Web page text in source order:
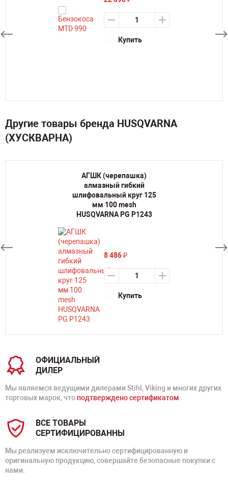
Купить
Другие товары бренда HUSQVARNA
(ХУСКВАРНА)
АГШК (черепашка)
алмазный гибкий
шлифовальный круг 125
мм 100 mesh
HUSQVARNA PG P1243
8 486₽
Купить
ОФИЦИАЛЬНЫЙ
ДИЛЕР
Мы являемся ведущими дилерами Stihl, Viking и многих других
торговых марок, что подтверждено сертификатом
ВСЕ ТОВАРЫ
СЕРТИФИЦИРОВАННЫ
Мы реализуем исключительно сертифицированную и
оригинальную продукцию, совершайте безопасные покупки с
нами.